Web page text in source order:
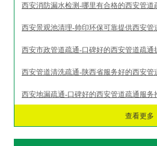
西安消防漏水检测-哪里有合格的西安管道
西安景观池清理-帅印环保可靠提供西安管
西安市政管道疏通-口碑好的西安管道疏通
西安管道清洗疏通-陕西省服务好的西安管
西安地漏疏通-口碑好的西安管道疏通服务
查看更多